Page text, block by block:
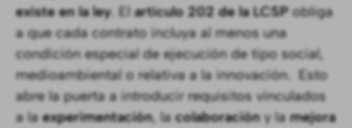
existe en la ley . Elartículo 202 de la LCSPobliga
a que cada contrato incluya al menos una
condición especial de ejecución de tipo social,
medioambiental o relativa a la innovación. Esto
abre la puerta a introducir requisitos vinculados
a laexperimentación, lacolaboracióny lamejora